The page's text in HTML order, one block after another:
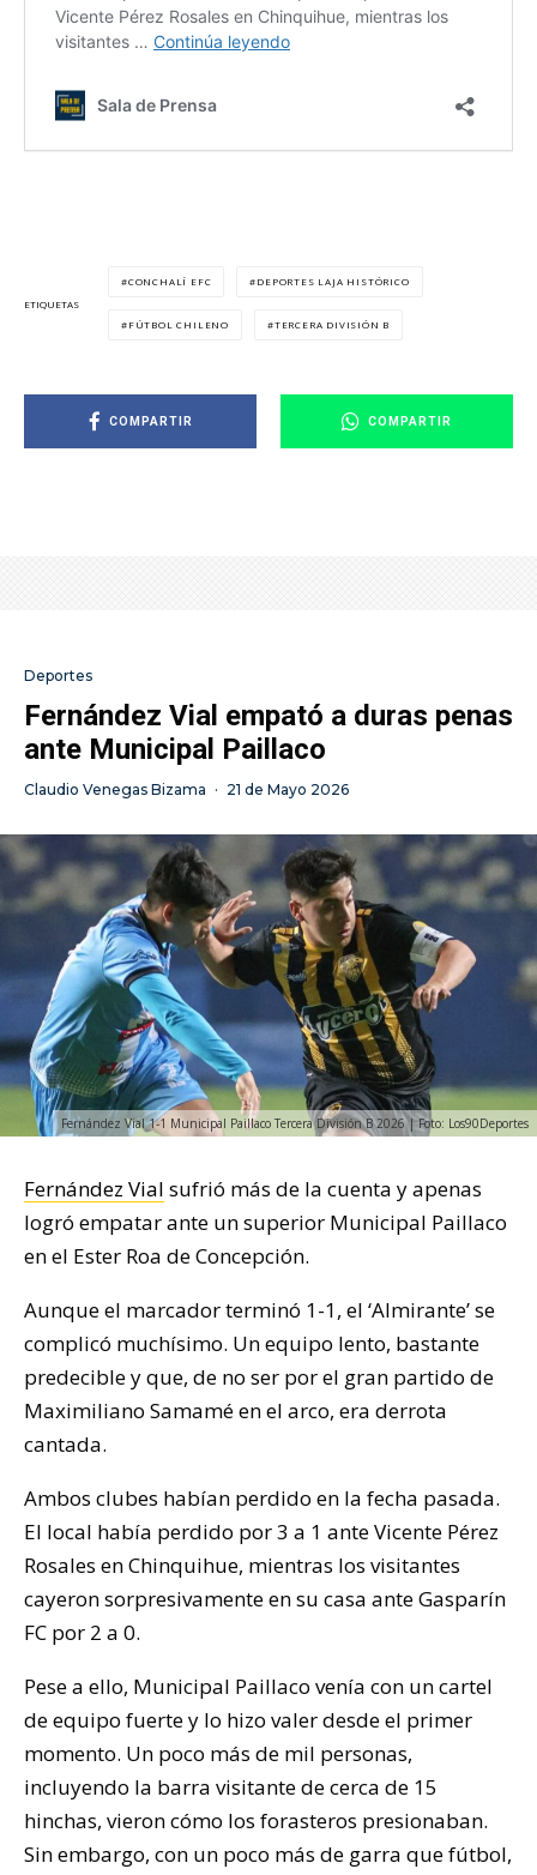
ETIQUETAS
CONCHALÍ EFC DEPORTES LAJA HISTÓRICO
FÚTBOL CHILENO TERCERA DIVISIÓN B
COMPARTIR COMPARTIR
Deportes
Fernández Vial empató a duras penas
ante Municipal Paillaco
Claudio Venegas Bizama · 21 de Mayo 2026
Fernández Vial 1-1 Municipal Paillaco Tercera División B 2026 | Foto: Los90Deportes
Fernández Vial sufrió más de la cuenta y apenas
logró empatar ante un superior Municipal Paillaco
en el Ester Roa de Concepción.
Aunque el marcador terminó 1-1, el ‘Almirante’ se
complicó muchísimo. Un equipo lento, bastante
predecible y que, de no ser por el gran partido de
Maximiliano Samamé en el arco, era derrota
cantada.
Ambos clubes habían perdido en la fecha pasada.
El local había perdido por 3 a 1 ante Vicente Pérez
Rosales en Chinquihue, mientras los visitantes
cayeron sorpresivamente en su casa ante Gasparín
FC por 2 a 0.
Pese a ello, Municipal Paillaco venía con un cartel
de equipo fuerte y lo hizo valer desde el primer
momento. Un poco más de mil personas,
incluyendo la barra visitante de cerca de 15
hinchas, vieron cómo los forasteros presionaban.
Sin embargo, con un poco más de garra que fútbol,